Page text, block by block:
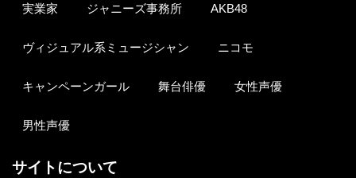
実業家 ジャニーズ事務所 AKB48
ヴィジュアル系ミュージシャン ニコモ
キャンペーンガール 舞台俳優 女性声優
男性声優
サイトについて